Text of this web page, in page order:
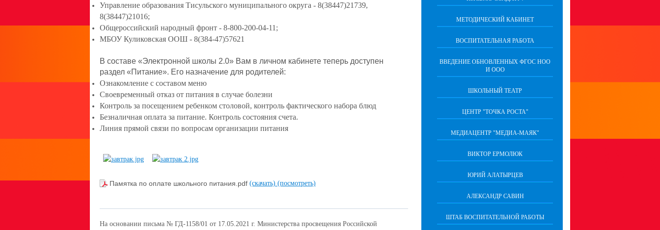
Управление образования Тисульского муниципального округа - 8(38447)21739,
8(38447)21016;
Общероссийский народный фронт - 8-800-200-04-11 ;
МБОУ Куликовская ООШ - 8(384-47)57621
В составе «Электронной школы 2.0» Вам в личном кабинете теперь доступен
раздел «Питание». Его назначение для родителей:
Ознакомление с составом меню
Своевременный отказ от питания в случае болезни
Контроль за посещением ребенком столовой, контроль фактического набора блюд
Безналичная оплата за питание. Контроль состояния счета.
Линия прямой связи по вопросам организации питания
Памятка по оплате школьного питания.pdf (скачать) (посмотреть)
На основании письма № ГД-1158/01 от 17.05.2021 г. Министерства просвещения Российской
МЕТОДИЧЕСКИЙ КАБИНЕТ
ВОСПИТАТЕЛЬНАЯ РАБОТА
ВВЕДЕНИЕ ОБНОВЛЕННЫХ ФГОС НОО
И ООО
ШКОЛЬНЫЙ ТЕАТР
ЦЕНТР "ТОЧКА РОСТА"
МЕДИАЦЕНТР "МЕДИА-МАЯК"
ВИКТОР ЕРМОЛЮК
ЮРИЙ АЛАТЫРЦЕВ
АЛЕКСАНДР САВИН
ШТАБ ВОСПИТАТЕЛЬНОЙ РАБОТЫ